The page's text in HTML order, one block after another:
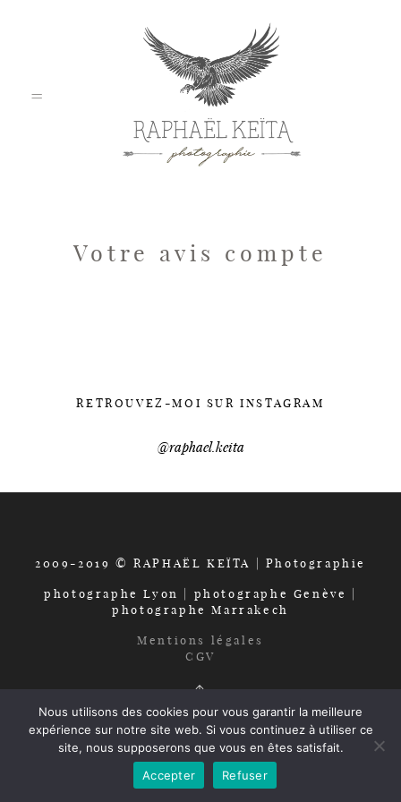
Home
Séance photo
À propos
Votre avis compte
RETROUVEZ-MOI SUR INSTAGRAM
@raphael.keita
2009-2019 © RAPHAËL KEÏTA | Photographie
photographe Lyon | photographe Genève |
photographe Marrakech
Mentions légales
CGV
Nous utilisons des cookies pour vous garantir la meilleure
expérience sur notre site web. Si vous continuez à utiliser ce
site, nous supposerons que vous en êtes satisfait.
Accepter
Refuser